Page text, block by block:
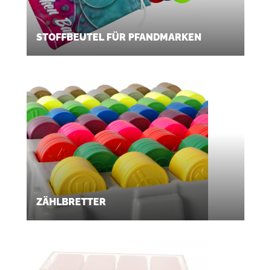
STOFFBEUTEL FÜR PFANDMARKEN
ZÄHLBRETTER